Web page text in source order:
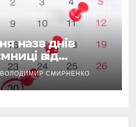
назв днів
від
Русі
ВОЛОДИМИР СМИРНЕНКО